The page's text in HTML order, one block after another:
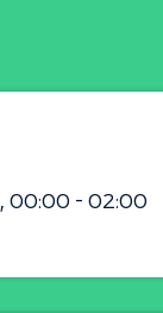
00:00 - 02:00